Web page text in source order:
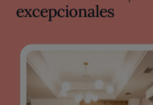
excepcionales